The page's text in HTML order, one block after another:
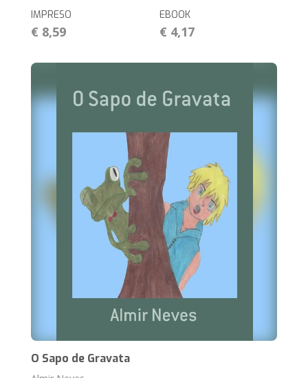
IMPRESO
€ 8,59
EBOOK
€ 4,17
O Sapo de Gravata